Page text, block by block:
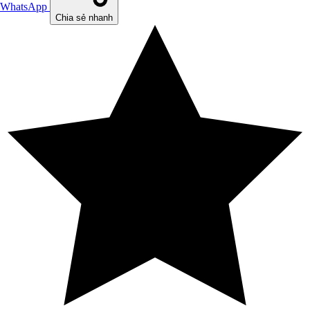
WhatsApp
Chia sẻ nhanh